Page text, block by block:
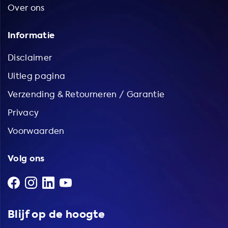
Over ons
Informatie
Disclaimer
Uitleg pagina
Verzending & Retourneren / Garantie
Privacy
Voorwaarden
Volg ons
Blijf op de hoogte